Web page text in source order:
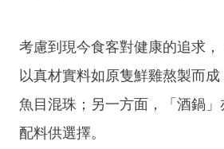
考慮到現今食客對健康的追求
以真材實料如原隻鮮雞熬製而
魚目混珠；另一方面，「酒鍋
配料供選擇。